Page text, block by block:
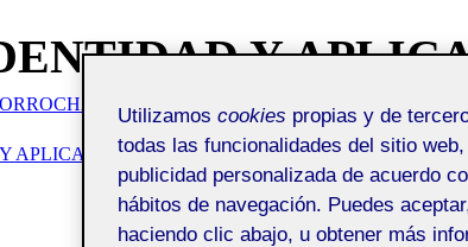
Y
APLICACIONES BÁSICAS
Utilizamos cookies propias y de
todas las funcionalidades del sitio
publicidad personalizada de acuerdo
hábitos de navegación. Puedes
haciendo clic abajo, u obtener más